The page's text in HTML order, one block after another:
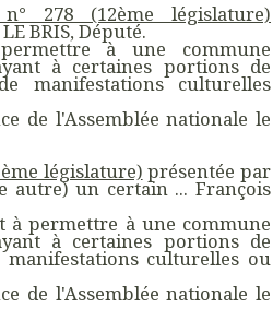
278 (12ème législature)
BRIS, Député.
à une commune
à certaines portions de
manifestations culturelles
de l'Assemblée nationale le
législature) présentée par
autre) un certain ... François
à permettre à une commune
à certaines portions de
culturelles ou
de l'Assemblée nationale le